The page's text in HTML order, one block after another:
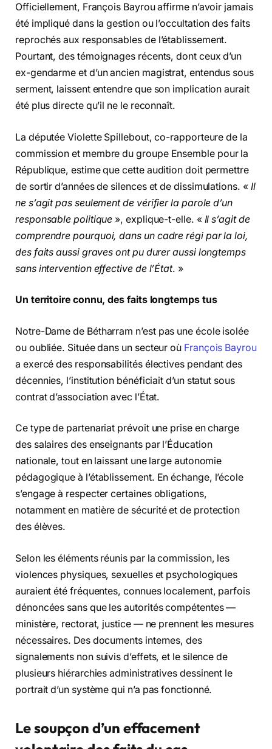
Officiellement, François Bayrou affirme n’avoir jamais
été impliqué dans la gestion ou l’occultation des faits
reprochés aux responsables de l’établissement.
Pourtant, des témoignages récents, dont ceux d’un
ex-gendarme et d’un ancien magistrat, entendus sous
serment, laissent entendre que son implication aurait
été plus directe qu’il ne le reconnaît.
La députée Violette Spillebout, co-rapporteure de la
commission et membre du groupe Ensemble pour la
République, estime que cette audition doit permettre
de sortir d’années de silences et de dissimulations. « Il
ne s’agit pas seulement de vérifier la parole d’un
responsable politique », explique-t-elle. « Il s’agit de
comprendre pourquoi, dans un cadre régi par la loi,
des faits aussi graves ont pu durer aussi longtemps
sans intervention effective de l’État. »
Un territoire connu, des faits longtemps tus
Notre-Dame de Bétharram n’est pas une école isolée
ou oubliée. Située dans un secteur où François Bayrou
a exercé des responsabilités électives pendant des
décennies, l’institution bénéficiait d’un statut sous
contrat d’association avec l’État.
Ce type de partenariat prévoit une prise en charge
des salaires des enseignants par l’Éducation
nationale, tout en laissant une large autonomie
pédagogique à l’établissement. En échange, l’école
s’engage à respecter certaines obligations,
notamment en matière de sécurité et de protection
des élèves.
Selon les éléments réunis par la commission, les
violences physiques, sexuelles et psychologiques
auraient été fréquentes, connues localement, parfois
dénoncées sans que les autorités compétentes —
ministère, rectorat, justice — ne prennent les mesures
nécessaires. Des documents internes, des
signalements non suivis d’effets, et le silence de
plusieurs hiérarchies administratives dessinent le
portrait d’un système qui n’a pas fonctionné.
Le soupçon d’un effacement